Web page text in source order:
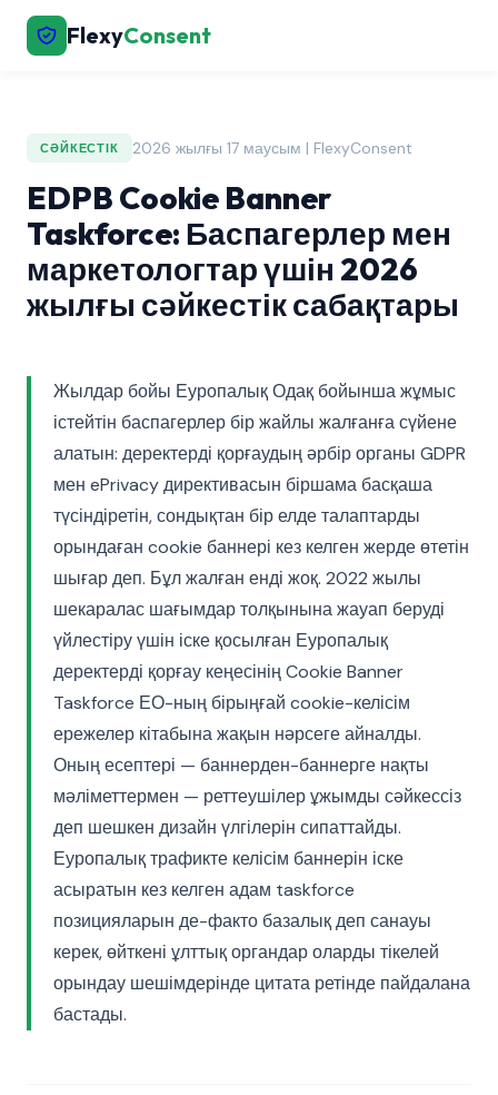
FlexyConsent
СӘЙКЕСТІК 2026 жылғы 17 маусым | FlexyConsent
EDPB Cookie Banner
Taskforce: Баспагерлер мен
маркетологтар үшін 2026
жылғы сәйкестік сабақтары
Жылдар бойы Еуропалық Одақ бойынша жұмыс
істейтін баспагерлер бір жайлы жалғанға сүйене
алатын: деректерді қорғаудың әрбір органы GDPR
мен ePrivacy директивасын біршама басқаша
түсіндіретін, сондықтан бір елде талаптарды
орындаған cookie баннері кез келген жерде өтетін
шығар деп. Бұл жалған енді жоқ. 2022 жылы
шекаралас шағымдар толқынына жауап беруді
үйлестіру үшін іске қосылған Еуропалық
деректерді қорғау кеңесінің Cookie Banner
Taskforce ЕО-ның бірыңғай cookie-келісім
ережелер кітабына жақын нәрсеге айналды.
Оның есептері — баннерден-баннерге нақты
мәліметтермен — реттеушілер ұжымды сәйкессіз
деп шешкен дизайн үлгілерін сипаттайды.
Еуропалық трафикте келісім баннерін іске
асыратын кез келген адам taskforce
позицияларын де-факто базалық деп санауы
керек, өйткені ұлттық органдар оларды тікелей
орындау шешімдерінде цитата ретінде пайдалана
бастады.